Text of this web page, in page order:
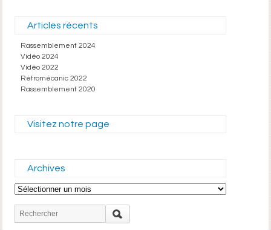
Articles récents
Rassemblement 2024
Vidéo 2024
Vidéo 2022
Rétromécanic 2022
Rassemblement 2020
Visitez notre page
Archives
Archives